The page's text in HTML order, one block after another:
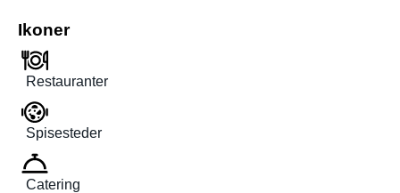
Ikoner
Restauranter
Spisesteder
Catering